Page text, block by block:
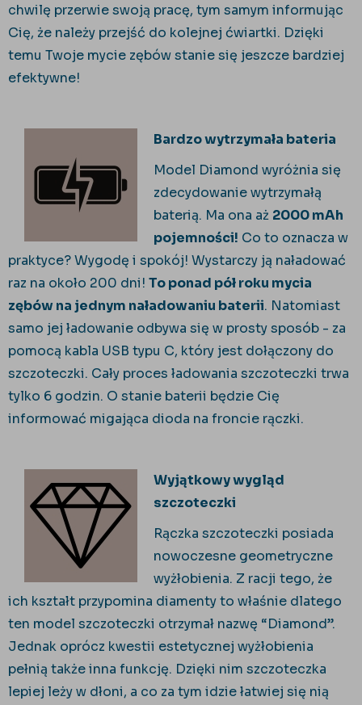
chwilę przerwie swoją pracę, tym samym informując
Cię, że należy przejść do kolejnej ćwiartki. Dzięki
temu Twoje mycie zębów stanie się jeszcze bardziej
efektywne!
Bardzo wytrzymała bateria
Model Diamond wyróżnia się
zdecydowanie wytrzymałą
baterią. Ma ona aż 2000 mAh
pojemności! Co to oznacza w
praktyce? Wygodę i spokój! Wystarczy ją naładować
raz na około 200 dni! To ponad pół roku mycia
zębów na jednym naładowaniu baterii. Natomiast
samo jej ładowanie odbywa się w prosty sposób - za
pomocą kabla USB typu C, który jest dołączony do
szczoteczki. Cały proces ładowania szczoteczki trwa
tylko 6 godzin. O stanie baterii będzie Cię
informować migająca dioda na froncie rączki.
Wyjątkowy wygląd
szczoteczki
Rączka szczoteczki posiada
nowoczesne geometryczne
wyżłobienia. Z racji tego, że
ich kształt przypomina diamenty to właśnie dlatego
ten model szczoteczki otrzymał nazwę “Diamond”.
Jednak oprócz kwestii estetycznej wyżłobienia
pełnią także inna funkcję. Dzięki nim szczoteczka
lepiej leży w dłoni, a co za tym idzie łatwiej się nią